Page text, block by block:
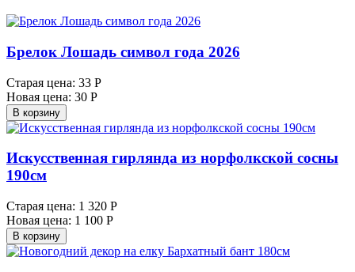
Брелок Лошадь символ года 2026
Старая цена: 33 Р
Новая цена: 30 Р
В корзину
Искусственная гирлянда из норфолкской сосны
190см
Старая цена: 1 320 Р
Новая цена: 1 100 Р
В корзину